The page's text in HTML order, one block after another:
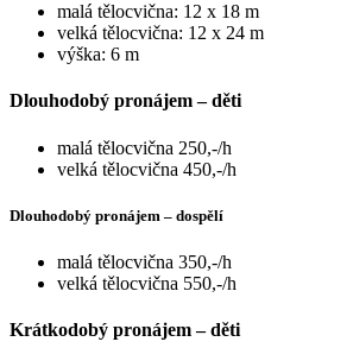
malá tělocvična: 12 x 18 m
velká tělocvična: 12 x 24 m
výška: 6 m
Dlouhodobý pronájem – děti
malá tělocvična 250,-/h
velká tělocvična 450,-/h
Dlouhodobý pronájem – dospělí
malá tělocvična 350,-/h
velká tělocvična 550,-/h
Krátkodobý pronájem – děti